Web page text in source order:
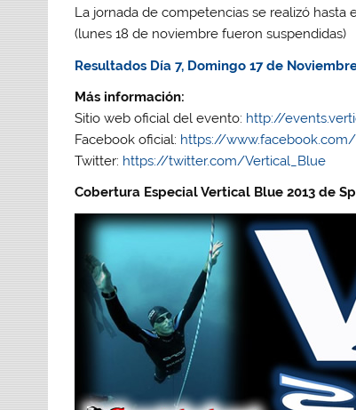
La jornada de competencias se realizó
(lunes 18 de noviembre fueron suspendidas)
Resultados Día 7, Domingo 17 de
Más información:
Sitio web oficial del evento: http://
Facebook oficial: https://
Twitter: https://twitter.com/Vertical_Blue
Cobertura Especial Vertical Blue 2013 de